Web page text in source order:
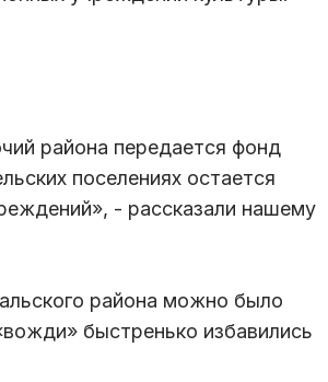
района передается фонд
поселениях остается
- рассказали нашему
района можно было
быстренько избавились